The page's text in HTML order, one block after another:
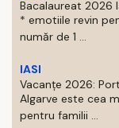
Bacalaureat 2026
* emotiile revin
număr de 1 ...
IASI
Vacanțe 2026:
Algarve este cea
pentru familii ...